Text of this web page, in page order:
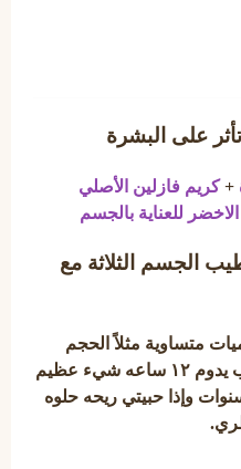
على البشرة
+كريم فازلين الأصلي
للعناية بالجسم
الجسم الثلاثة مع
متساوية مثلاً الحجم
الكبير لكل واحد وتمتعي بترطيب يدوم ١٢ ساعه شيء عظيم
وإذا حبيتي ريحه حلوه